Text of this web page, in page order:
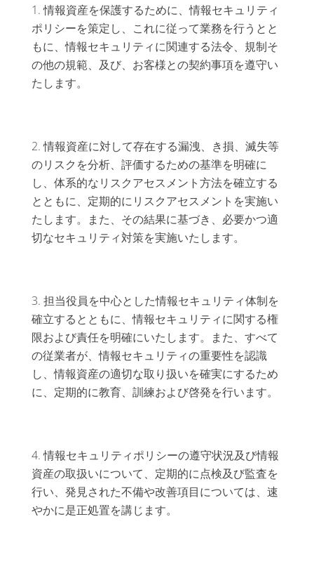
情報資産を保護するために、情報セキュリティ
ポリシーを策定し、これに従って業務を行うとと
もに、情報セキュリティに関連する法令、規制そ
の他の規範、及び、お客様との契約事項を遵守い
たします。
情報資産に対して存在する漏洩、き損、滅失等
のリスクを分析、評価するための基準を明確に
し、体系的なリスクアセスメント方法を確立する
とともに、定期的にリスクアセスメントを実施い
たします。また、その結果に基づき、必要かつ適
切なセキュリティ対策を実施いたします。
担当役員を中心とした情報セキュリティ体制を
確立するとともに、情報セキュリティに関する権
限および責任を明確にいたします。また、すべて
の従業者が、情報セキュリティの重要性を認識
し、情報資産の適切な取り扱いを確実にするため
に、定期的に教育、訓練および啓発を行います。
情報セキュリティポリシーの遵守状況及び情報
資産の取扱いについて、定期的に点検及び監査を
行い、発見された不備や改善項目については、速
やかに是正処置を講じます。